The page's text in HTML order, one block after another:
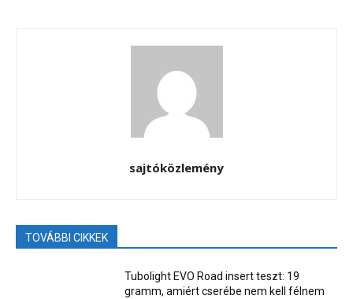
sajtóközlemény
TOVÁBBI CIKKEK
Tubolight EVO Road insert teszt: 19
gramm, amiért cserébe nem kell félnem